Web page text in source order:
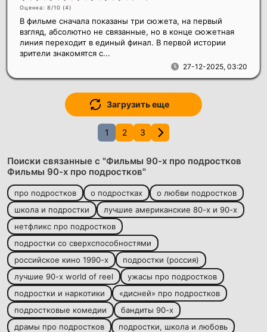
Оценка: 8/10 (4)
27-12-2025, 03:20
В фильме сначала показаны три сюжета, на первый
взгляд, абсолютно не связанные, но в конце сюжетная
линия переходит в единый финал. В первой истории
зрители знакомятся с...
Загрузить еще
1 2 3
Поиски связанные с "Фильмы 90-х про подростков
Фильмы 90-х про подростков"
про подростков о подростках
о любви подростков
школа и подростки
лучшие американские 80-х и 90-х
нетфликс про подростков
подростки со сверхспособностями
российское кино 1990-х
подростки (россия)
лучшие 90-х world of reel
ужасы про подростков
подростки и наркотики
«дисней» про подростков
подростковые комедии
бандиты 90-х
драмы про подростков
подростки, школа и любовь